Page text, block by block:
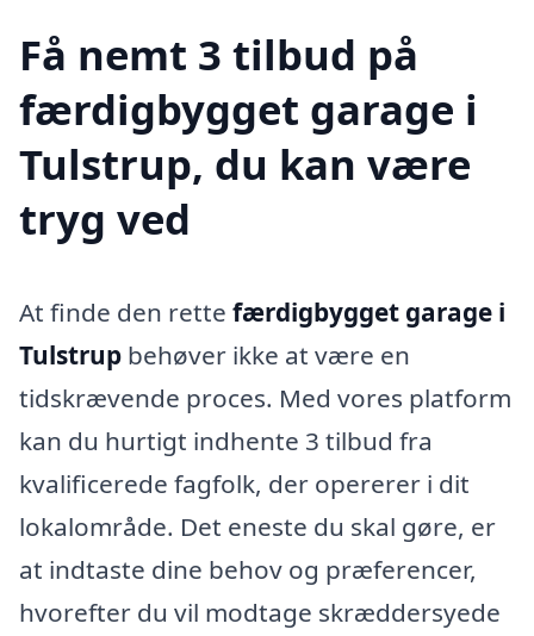
Få nemt 3 tilbud på
færdigbygget garage i
Tulstrup, du kan være
tryg ved
At finde den rette færdigbygget garage i
Tulstrup behøver ikke at være en
tidskrævende proces. Med vores platform
kan du hurtigt indhente 3 tilbud fra
kvalificerede fagfolk, der opererer i dit
lokalområde. Det eneste du skal gøre, er
at indtaste dine behov og præferencer,
hvorefter du vil modtage skræddersyede